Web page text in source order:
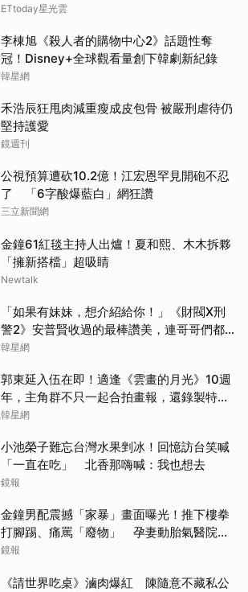
ETtoday星光雲
李棟旭《殺人者的購物中心2》話題性奪
冠！Disney+全球觀看量創下韓劇新紀錄
韓星網
禾浩辰狂甩肉減重瘦成皮包骨 被嚴刑虐待仍
堅持護愛
鏡週刊
公視預算遭砍10.2億！江宏恩罕見開砲不忍
了 「6字酸爆藍白」網狂讚
三立新聞網
金鐘61紅毯主持人出爐！夏和熙、木木拆夥
「擁新搭檔」超吸睛
Newtalk
「如果有妹妹，想介紹給你！」《財閥X刑
警2》安普賢收過的最棒讚美，連哥哥們都
認證的好品格～
韓星網
郭東延入伍在即！適逢《雲畫的月光》10週
年，主角群不只一起合拍畫報，還錄製特別
節目
韓星網
小池榮子難忘台灣水果剉冰！回憶訪台笑喊
「一直在吃」 北香那嗨喊：我也想去
鏡報
金鐘男配震撼「家暴」畫面曝光！推下樓拳
打腳踢、痛罵「廢物」 孕妻動胎氣醫院爆
激烈衝突
鏡報
《請世界吃桌》滷肉爆紅 陳隨意不藏私公